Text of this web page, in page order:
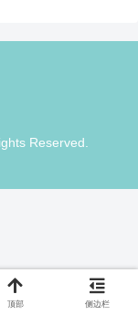
Reserved.
顶部 侧边栏